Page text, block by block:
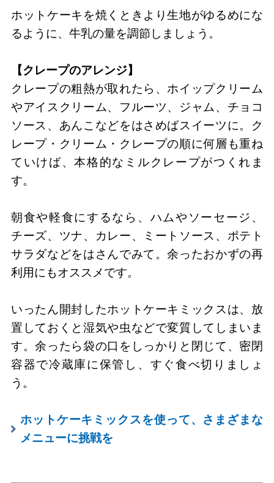
ホットケーキを焼くときより生地がゆるめにな
るように、牛乳の量を調節しましょう。
【クレープのアレンジ】
クレープの粗熱が取れたら、ホイップクリーム
やアイスクリーム、フルーツ、ジャム、チョコ
ソース、あんこなどをはさめばスイーツに。ク
レープ・クリーム・クレープの順に何層も重ね
ていけば、本格的なミルクレープがつくれま
す。
朝食や軽食にするなら、ハムやソーセージ、
チーズ、ツナ、カレー、ミートソース、ポテト
サラダなどをはさんでみて。余ったおかずの再
利用にもオススメです。
いったん開封したホットケーキミックスは、放
置しておくと湿気や虫などで変質してしまいま
す。余ったら袋の口をしっかりと閉じて、密閉
容器で冷蔵庫に保管し、すぐ食べ切りましょ
う。
ホットケーキミックスを使って、さまざまな
メニューに挑戦を